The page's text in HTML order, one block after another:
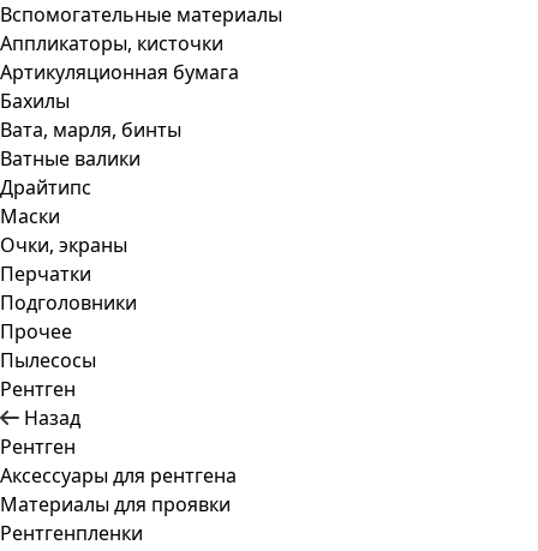
Вспомогательные материалы
Аппликаторы, кисточки
Артикуляционная бумага
Бахилы
Вата, марля, бинты
Ватные валики
Драйтипс
Маски
Очки, экраны
Перчатки
Подголовники
Прочее
Пылесосы
Рентген
Назад
Рентген
Аксессуары для рентгена
Материалы для проявки
Рентгенпленки